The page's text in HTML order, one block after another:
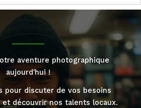
aventure photographique
aujourd'hui !
pour discuter de vos besoins
et découvrir nos talents locaux.